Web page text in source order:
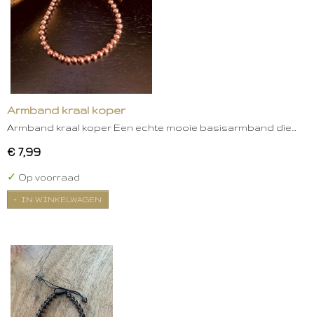
Armband kraal koper
Armband kraal koper Een echte mooie basisarmband die…
€ 7,99
✓ Op voorraad
IN WINKELWAGEN